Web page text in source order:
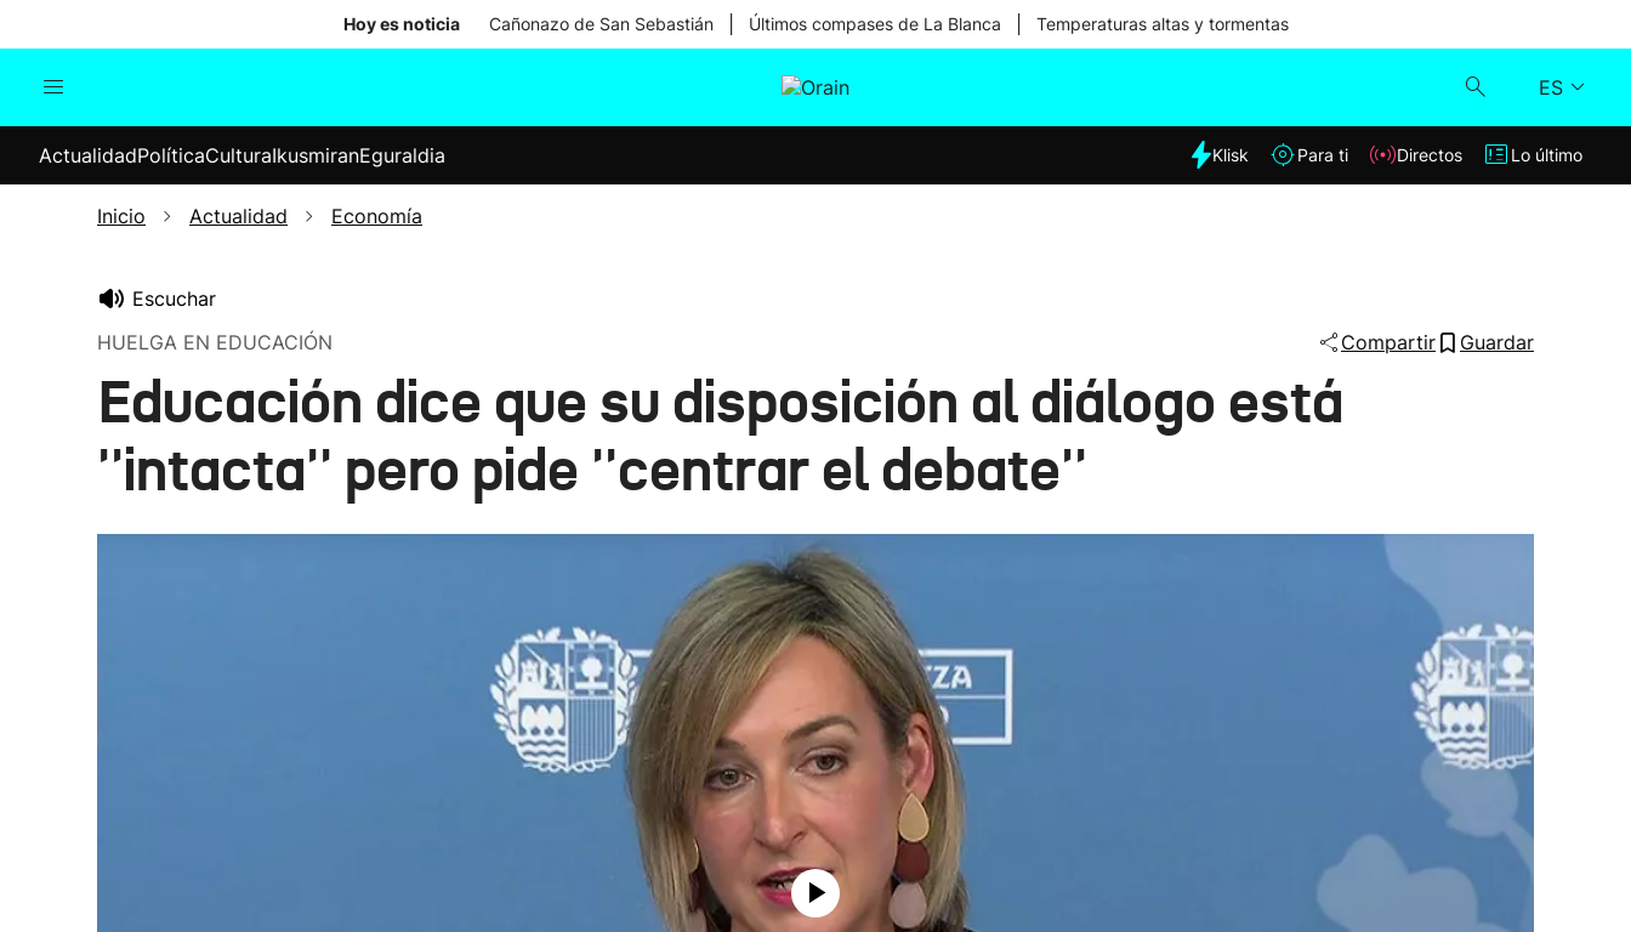
Hoy es noticia Cañonazo de San Sebastián Últimos compases de La Blanca Temperaturas altas y tormentas
ES
Internacional
Elecciones
Klisk
ActualidadPolíticaCulturaIkusmiranEguraldia Klisk Para ti Directos Lo último
Inicio Actualidad Economía
Escuchar
HUELGA EN EDUCACIÓN
Compartir Guardar
Educación dice que su disposición al diálogo está
''intacta'' pero pide ''centrar el debate''